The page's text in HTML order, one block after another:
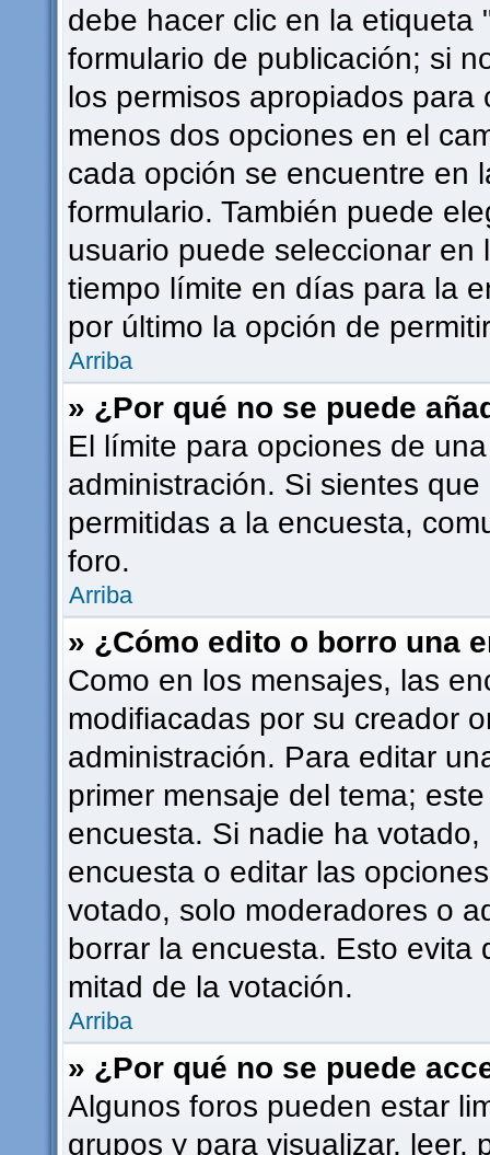
debe hacer clic en la etiqueta
formulario de publicación; si
los permisos apropiados
menos dos opciones en el
cada opción se encuentre en
formulario. También puede
usuario puede seleccionar
tiempo límite en días para la
por último la opción de
Arriba
» ¿Por qué no se puede
El límite para opciones de
administración. Si sientes
permitidas a la encuesta,
foro.
Arriba
» ¿Cómo edito o borro una
Como en los mensajes, las
modifiacadas por su creador
administración. Para editar
primer mensaje del tema;
encuesta. Si nadie ha
encuesta o editar las
votado, solo moderadores o
borrar la encuesta. Esto evita
mitad de la votación.
Arriba
» ¿Por qué no se puede
Algunos foros pueden estar
grupos y para visualizar, leer,